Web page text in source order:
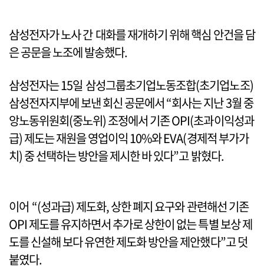
삼성전자가 노사 간 대화를 재개하기 위해 핵심 안건을 담
은 공문을 노조에 발송했다.
삼성전자는 15일 삼성그룹초기업노동조합(초기업노조)
삼성전자지부에 보낸 회신 공문에서 “회사는 지난 3월 중
앙노동위원회(중노위) 조정에서 기존 OPI(초과이익성과
급) 제도는 재원을 영업이익 10%와 EVA(경제적 부가가
치) 중 선택하는 방안을 제시한 바 있다”고 밝혔다.
이어 “(성과급) 제도화, 상한 폐지 요구와 관련해선 기존
OPI 제도를 유지하면서 추가로 상한이 없는 특별 보상 제
도를 신설해 보다 유연한 제도화 방안을 제안했다”고 덧
붙였다.